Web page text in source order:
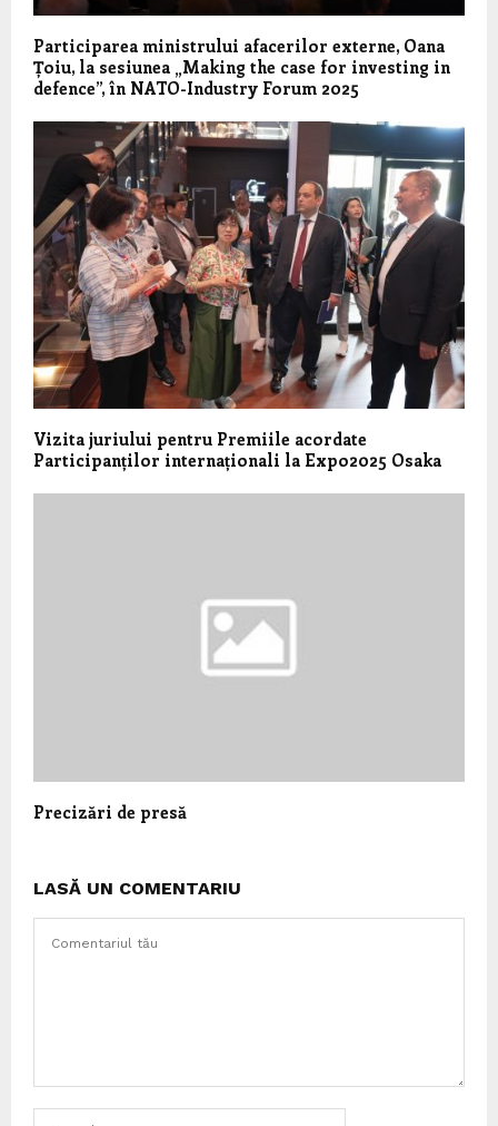
Participarea ministrului afacerilor externe, Oana
Țoiu, la sesiunea „Making the case for investing in
defence”, în NATO-Industry Forum 2025
Vizita juriului pentru Premiile acordate
Participanților internaționali la Expo2025 Osaka
Precizări de presă
LASĂ UN COMENTARIU